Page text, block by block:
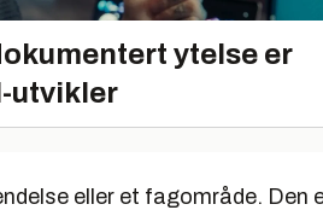
ytelse er
utvikler
eller et fagområde. Den